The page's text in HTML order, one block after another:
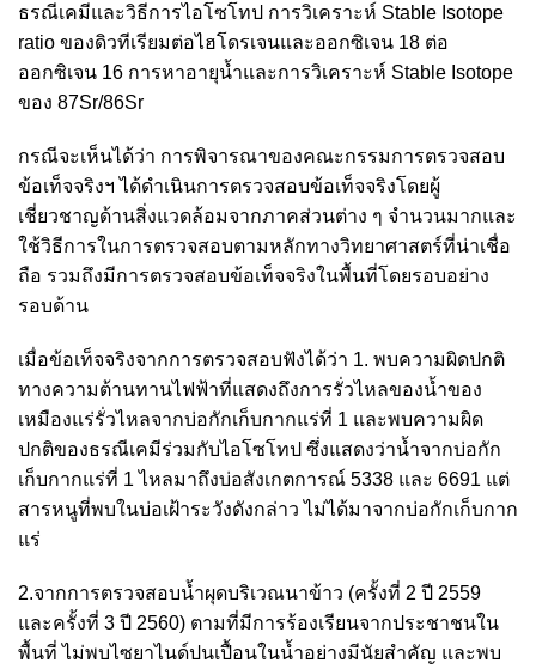
ธรณีเคมีและวิธีการไอโซโทป การวิเคราะห์ Stable Isotope
ratio ของดิวทีเรียมต่อไฮโดรเจนและออกซิเจน 18 ต่อ
ออกซิเจน 16 การหาอายุน้ำและการวิเคราะห์ Stable Isotope
ของ 87Sr/86Sr
กรณีจะเห็นได้ว่า การพิจารณาของคณะกรรมการตรวจสอบ
ข้อเท็จจริงฯ ได้ดำเนินการตรวจสอบข้อเท็จจริงโดยผู้
เชี่ยวชาญด้านสิ่งแวดล้อมจากภาคส่วนต่าง ๆ จำนวนมากและ
ใช้วิธีการในการตรวจสอบตามหลักทางวิทยาศาสตร์ที่น่าเชื่อ
ถือ รวมถึงมีการตรวจสอบข้อเท็จจริงในพื้นที่โดยรอบอย่าง
รอบด้าน
เมื่อข้อเท็จจริงจากการตรวจสอบฟังได้ว่า 1. พบความผิดปกติ
ทางความต้านทานไฟฟ้าที่แสดงถึงการรั่วไหลของน้ำของ
เหมืองแร่รั่วไหลจากบ่อกักเก็บกากแร่ที่ 1 และพบความผิด
ปกติของธรณีเคมีร่วมกับไอโซโทป ซึ่งแสดงว่าน้ำจากบ่อกัก
เก็บกากแร่ที่ 1 ไหลมาถึงบ่อสังเกตการณ์ 5338 และ 6691 แต่
สารหนูที่พบในบ่อเฝ้าระวังดังกล่าว ไม่ได้มาจากบ่อกักเก็บกาก
แร่
2.จากการตรวจสอบน้ำผุดบริเวณนาข้าว (ครั้งที่ 2 ปี 2559
และครั้งที่ 3 ปี 2560) ตามที่มีการร้องเรียนจากประชาชนใน
พื้นที่ ไม่พบไซยาไนด์ปนเปื้อนในน้ำอย่างมีนัยสำคัญ และพบ